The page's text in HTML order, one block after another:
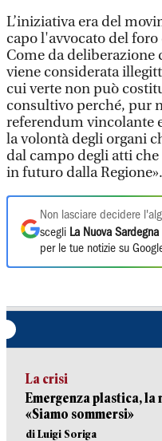
L’iniziativa era del
capo l'avvocato del
Come da deliberazione
viene considerata
cui verte non può
consultivo perché, pur
referendum vincolante
la volontà degli organi
dal campo degli atti
in futuro dalla Regione».
Non lasciare decidere
scegli La Nuova Sardegna
per le tue notizie su
La crisi
Emergenza plastica, la
«Siamo sommersi»
di Luigi Soriga